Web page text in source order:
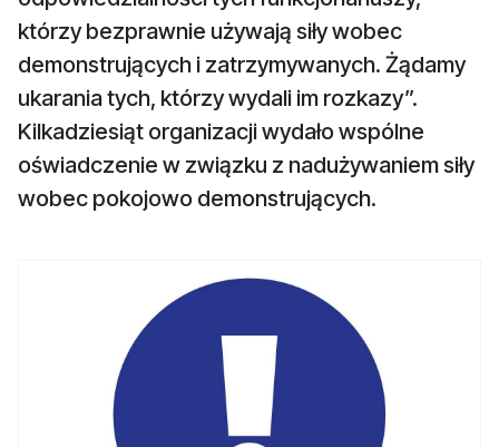
którzy bezprawnie używają siły wobec
demonstrujących i zatrzymywanych. Żądamy
ukarania tych, którzy wydali im rozkazy”.
Kilkadziesiąt organizacji wydało wspólne
oświadczenie w związku z nadużywaniem siły
wobec pokojowo demonstrujących.